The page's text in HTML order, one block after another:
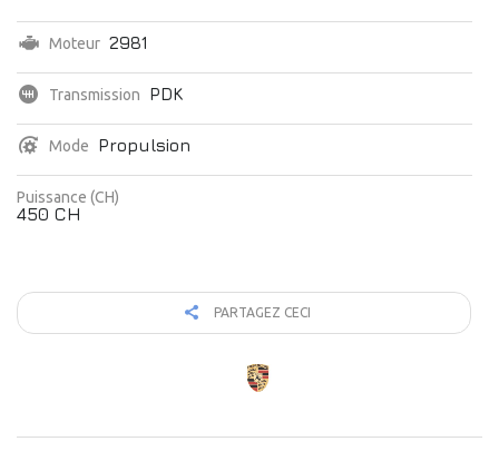
Moteur 2981
Transmission PDK
Mode Propulsion
Puissance (CH)
450 CH
PARTAGEZ CECI